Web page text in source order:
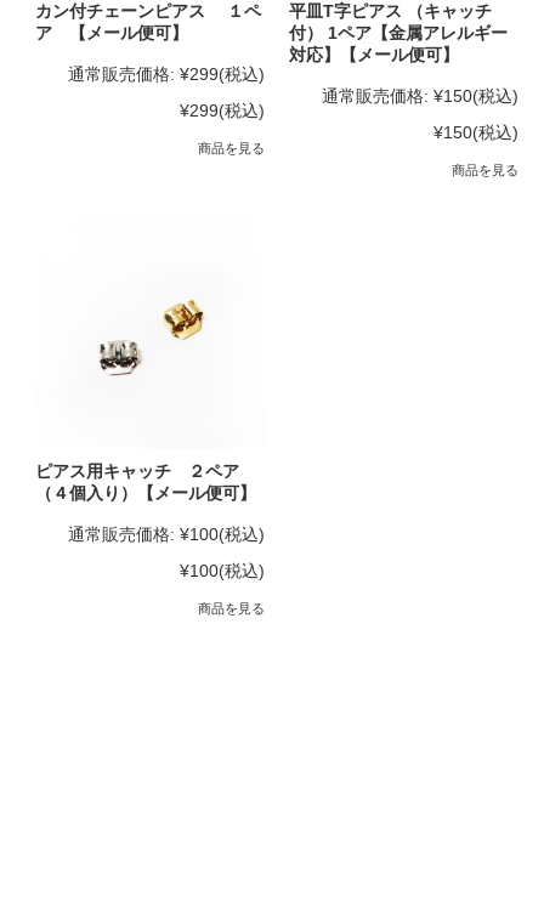
カン付チェーンピアス １ペ
ア 【メール便可】
通常販売価格: ¥299(税込)
¥299(税込)
商品を見る
平皿T字ピアス （キャッチ
付） 1ペア【金属アレルギー
対応】【メール便可】
通常販売価格: ¥150(税込)
¥150(税込)
商品を見る
ピアス用キャッチ ２ペア
（４個入り）【メール便可】
通常販売価格: ¥100(税込)
¥100(税込)
商品を見る